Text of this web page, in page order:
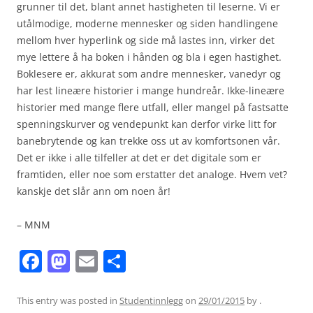
grunner til det, blant annet hastigheten til leserne. Vi er
utålmodige, moderne mennesker og siden handlingene
mellom hver hyperlink og side må lastes inn, virker det
mye lettere å ha boken i hånden og bla i egen hastighet.
Boklesere er, akkurat som andre mennesker, vanedyr og
har lest lineære historier i mange hundreår. Ikke-lineære
historier med mange flere utfall, eller mangel på fastsatte
spenningskurver og vendepunkt kan derfor virke litt for
banebrytende og kan trekke oss ut av komfortsonen vår.
Det er ikke i alle tilfeller at det er det digitale som er
framtiden, eller noe som erstatter det analoge. Hvem vet?
kanskje det slår ann om noen år!
– MNM
F
c
M
st
E
ai ar
This entry was posted in Studentinnleggon 29/01/2015 by .